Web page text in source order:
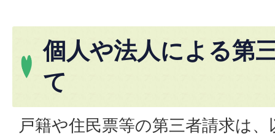
個人や法人による第
て
戸籍や住民票等の第三者請求は